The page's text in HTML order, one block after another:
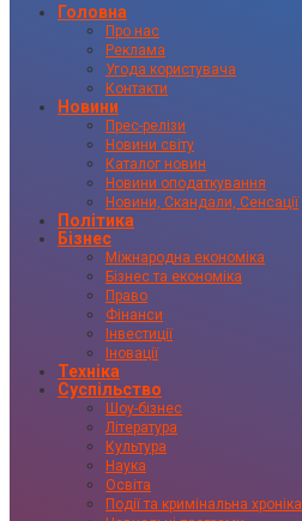
Головна
Про нас
Реклама
Угода користувача
Контакти
Новини
Прес-релізи
Новини світу
Каталог новин
Новини оподаткування
Новини, Скандали, Сенсації
Політика
Бізнес
Міжнародна економіка
Бізнес та економіка
Право
Фінанси
Інвестиції
Іновації
Техніка
Суспільство
Шоу-бізнес
Література
Культура
Наука
Освіта
Події та кримінальна хроніка